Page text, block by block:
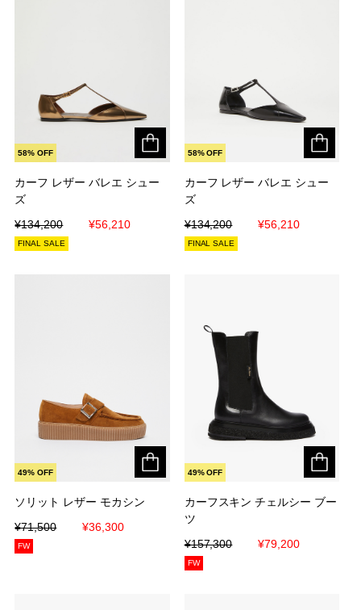
カーフ レザー バレエ シュー
ズ
¥134,200
¥56,210
58% OFF
カーフ レザー バレエ シュー
ズ
¥134,200
¥56,210
FINAL SALE
カーフ レザー バレエ シュー
ズ
¥134,200
¥56,210
58% OFF
カーフ レザー バレエ シュー
ズ
¥134,200
¥56,210
FINAL SALE
ソリット レザー モカシン
¥71,500
¥36,300
49% OFF
ソリット レザー モカシン
¥71,500
¥36,300
FW
カーフスキン チェルシー ブー
ツ
¥157,300
¥79,200
49% OFF
カーフスキン チェルシー ブー
ツ
¥157,300
¥79,200
FW